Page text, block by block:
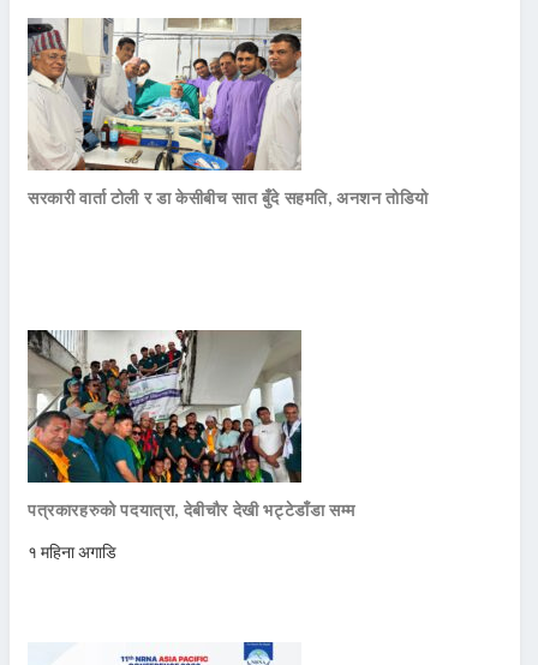
सरकारी वार्ता टोली र डा केसीबीच सात बुँदे सहमति, अनशन तोडियो
पत्रकारहरुको पदयात्रा, देबीचौर देखी भट्टेडाँडा सम्म
१ महिना अगाडि